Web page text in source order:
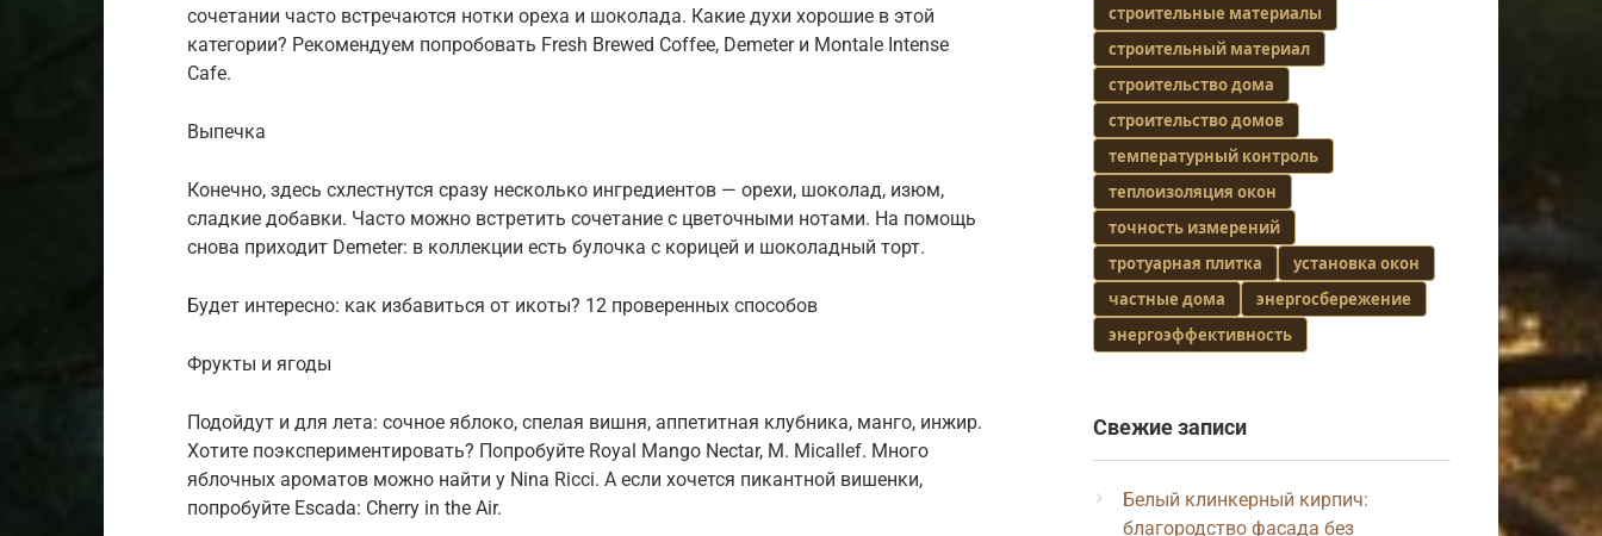
сочетании часто встречаются нотки ореха и шоколада. Какие духи хорошие в этой
категории? Рекомендуем попробовать Fresh Brewed Coffee, Demeter и Montale Intense
Cafe.
Выпечка
Конечно, здесь схлестнутся сразу несколько ингредиентов — орехи, шоколад, изюм,
сладкие добавки. Часто можно встретить сочетание с цветочными нотами. На помощь
снова приходит Demeter: в коллекции есть булочка с корицей и шоколадный торт.
Будет интересно: как избавиться от икоты? 12 проверенных способов
Фрукты и ягоды
Подойдут и для лета: сочное яблоко, спелая вишня, аппетитная клубника, манго, инжир.
Хотите поэкспериментировать? Попробуйте Royal Mango Nectar, M. Micallef. Много
яблочных ароматов можно найти у Nina Ricci. А если хочется пикантной вишенки,
попробуйте Escada: Cherry in the Air.
строительные материалы
строительный материал
строительство дома
строительство домов
температурный контроль
теплоизоляция окон
точность измерений
тротуарная плитка
установка окон
частные дома
энергосбережение
энергоэффективность
Свежие записи
Белый клинкерный кирпич:
благородство фасада без